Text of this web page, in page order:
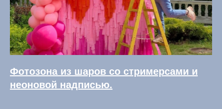
Фотозона из шаров со стримерсами и
неоновой надписью.